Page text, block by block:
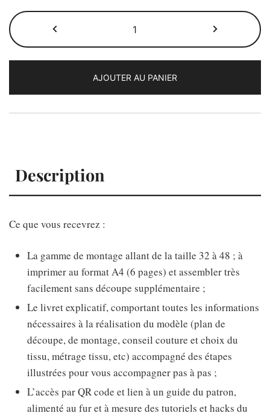
de
Le
Nora
AJOUTER AU PANIER
Description
Ce que vous recevrez :
La gamme de montage allant de la taille 32 à 48 ; à
imprimer au format A4 (6 pages) et assembler très
facilement sans découpe supplémentaire ;
Le livret explicatif, comportant toutes les informations
nécessaires à la réalisation du modèle (plan de
découpe, de montage, conseil couture et choix du
tissu, métrage tissu, etc) accompagné des étapes
illustrées pour vous accompagner pas à pas ;
L’accès par QR code et lien à un guide du patron,
alimenté au fur et à mesure des tutoriels et hacks du